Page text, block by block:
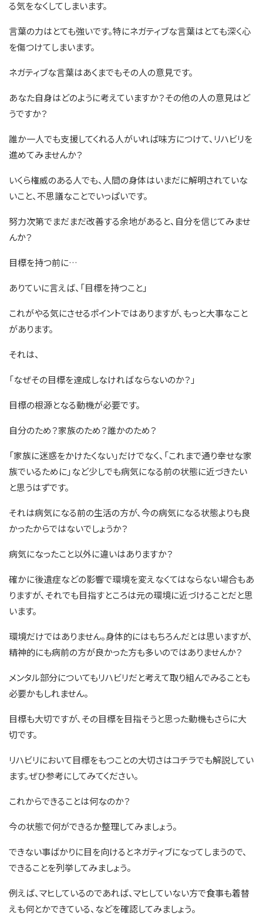
る気をなくしてしまいます。
言葉の力はとても強いです。特にネガティブな言葉はとても深く心
を傷つけてしまいます。
ネガティブな言葉はあくまでもその人の意見です。
あなた自身はどのように考えていますか？その他の人の意見はど
うですか？
誰か一人でも支援してくれる人がいれば味方につけて、リハビリを
進めてみませんか？
いくら権威のある人でも、人間の身体はいまだに解明されていな
いこと、不思議なことでいっぱいです。
努力次第でまだまだ改善する余地があると、自分を信じてみませ
んか？
目標を持つ前に…
ありていに言えば、「目標を持つこと」
これがやる気にさせるポイントではありますが、もっと大事なこと
があります。
それは、
「なぜその目標を達成しなければならないのか？」
目標の根源となる動機が必要です。
自分のため？家族のため？誰かのため？
「家族に迷惑をかけたくない」だけでなく、「これまで通り幸せな家
族でいるために」など少しでも病気になる前の状態に近づきたい
と思うはずです。
それは病気になる前の生活の方が、今の病気になる状態よりも良
かったからではないでしょうか？
病気になったこと以外に違いはありますか？
確かに後遺症などの影響で環境を変えなくてはならない場合もあ
りますが、それでも目指すところは元の環境に近づけることだと思
います。
環境だけではありません。身体的にはもちろんだとは思いますが、
精神的にも病前の方が良かった方も多いのではありませんか？
メンタル部分についてもリハビリだと考えて取り組んでみることも
必要かもしれません。
目標も大切ですが、その目標を目指そうと思った動機もさらに大
切です。
リハビリにおいて目標をもつことの大切さはコチラでも解説してい
ます。ぜひ参考にしてみてください。
これからできることは何なのか？
今の状態で何ができるか整理してみましょう。
できない事ばかりに目を向けるとネガティブになってしまうので、
できることを列挙してみましょう。
例えば、マヒしているのであれば、マヒしていない方で食事も着替
えも何とかできている、などを確認してみましょう。